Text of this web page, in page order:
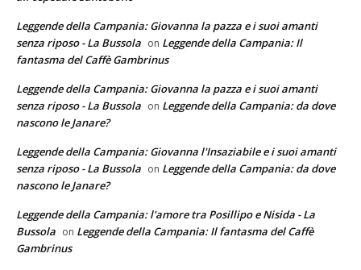
Leggende della Campania: Giovanna la pazza e i suoi amanti
senza riposo - La Bussola on Leggende della Campania: Il
fantasma del Caffè Gambrinus
Leggende della Campania: Giovanna la pazza e i suoi amanti
senza riposo - La Bussola on Leggende della Campania: da dove
nascono le Janare?
Leggende della Campania: Giovanna l'Insaziabile e i suoi amanti
senza riposo - La Bussola on Leggende della Campania: da dove
nascono le Janare?
Leggende della Campania: l'amore tra Posillipo e Nisida - La
Bussola on Leggende della Campania: Il fantasma del Caffè
Gambrinus